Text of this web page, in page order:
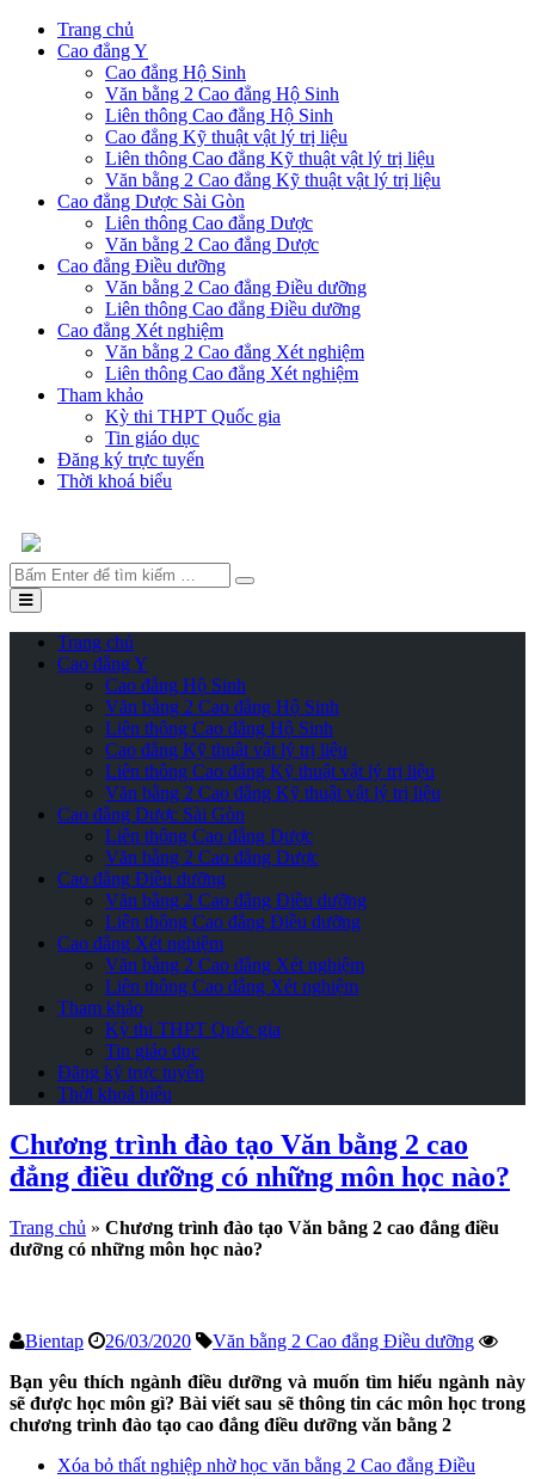
Trang chủ
Cao đẳng Y
Cao đẳng Hộ Sinh
Văn bằng 2 Cao đẳng Hộ Sinh
Liên thông Cao đẳng Hộ Sinh
Cao đẳng Kỹ thuật vật lý trị liệu
Liên thông Cao đẳng Kỹ thuật vật lý trị liệu
Văn bằng 2 Cao đẳng Kỹ thuật vật lý trị liệu
Cao đẳng Dược Sài Gòn
Liên thông Cao đẳng Dược
Văn bằng 2 Cao đẳng Dược
Cao đẳng Điều dưỡng
Văn bằng 2 Cao đẳng Điều dưỡng
Liên thông Cao đẳng Điều dưỡng
Cao đẳng Xét nghiệm
Văn bằng 2 Cao đẳng Xét nghiệm
Liên thông Cao đẳng Xét nghiệm
Tham khảo
Kỳ thi THPT Quốc gia
Tin giáo dục
Đăng ký trực tuyến
Thời khoá biểu
Tìm
Trang chủ
Cao đẳng Y
Cao đẳng Hộ Sinh
Văn bằng 2 Cao đẳng Hộ Sinh
Liên thông Cao đẳng Hộ Sinh
Cao đẳng Kỹ thuật vật lý trị liệu
Liên thông Cao đẳng Kỹ thuật vật lý trị liệu
Văn bằng 2 Cao đẳng Kỹ thuật vật lý trị liệu
Cao đẳng Dược Sài Gòn
Liên thông Cao đẳng Dược
Văn bằng 2 Cao đẳng Dược
Cao đẳng Điều dưỡng
Văn bằng 2 Cao đẳng Điều dưỡng
Liên thông Cao đẳng Điều dưỡng
Cao đẳng Xét nghiệm
Văn bằng 2 Cao đẳng Xét nghiệm
Liên thông Cao đẳng Xét nghiệm
Tham khảo
Kỳ thi THPT Quốc gia
Tin giáo dục
Đăng ký trực tuyến
Thời khoá biểu
Chương trình đào tạo Văn bằng 2 cao
đẳng điều dưỡng có những môn học nào?
Trang chủ » Chương trình đào tạo Văn bằng 2 cao đẳng điều
dưỡng có những môn học nào?
Bientap 26/03/2020
Văn bằng 2 Cao đẳng Điều dưỡng
Bạn yêu thích ngành điều dưỡng và muốn tìm hiểu ngành này
sẽ được học môn gì? Bài viết sau sẽ thông tin các môn học trong
chương trình đào tạo cao đẳng điều dưỡng văn bằng 2
Xóa bỏ thất nghiệp nhờ học văn bằng 2 Cao đẳng Điều